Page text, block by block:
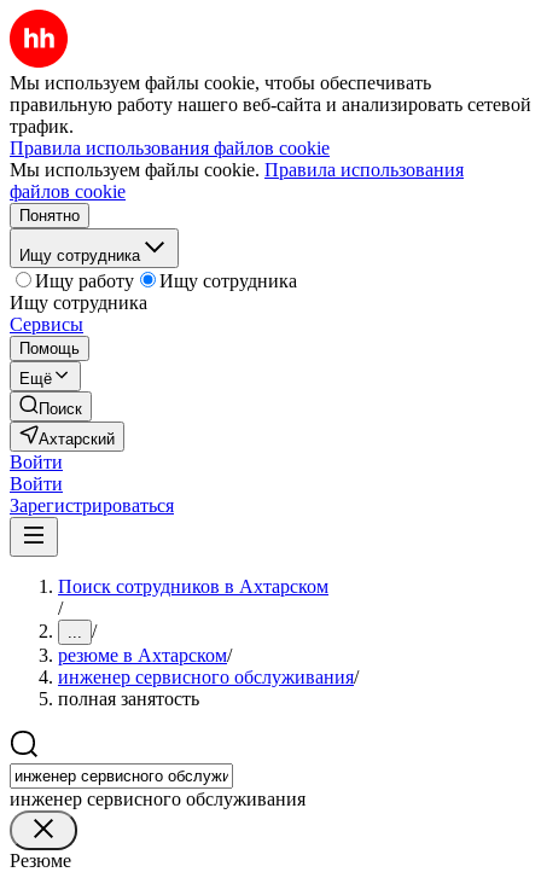
Мы используем файлы cookie, чтобы обеспечивать
правильную работу нашего веб-сайта и анализировать сетевой
трафик.
Правила использования файлов cookie
Мы используем файлы cookie. Правила использования
файлов cookie
Понятно
Ищу сотрудника
Ищу работу
Ищу сотрудника
Ищу сотрудника
Сервисы
Помощь
Ещё
Поиск
Ахтарский
Войти
Войти
Зарегистрироваться
Поиск сотрудников в Ахтарском
/
... /
резюме в Ахтарском/
инженер сервисного обслуживания/
полная занятость
инженер сервисного обслуживания
Резюме